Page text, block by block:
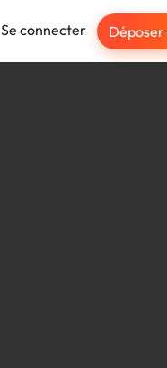
Se connecter Déposer